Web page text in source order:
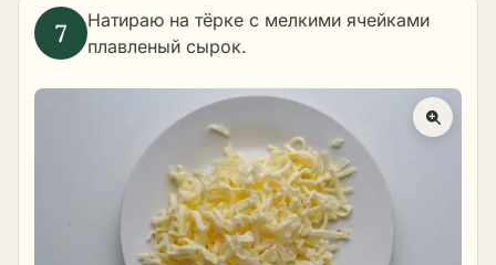
Натираю на тёрке с мелкими ячейками
плавленый сырок.